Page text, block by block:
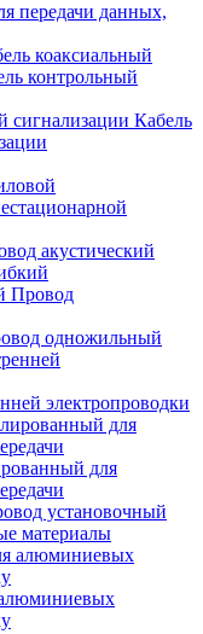
передачи данных,
коаксиальный
контрольный
Кабель
акустический
Провод
одножильный
электропроводки
для
установочный
материалы
алюминиевых